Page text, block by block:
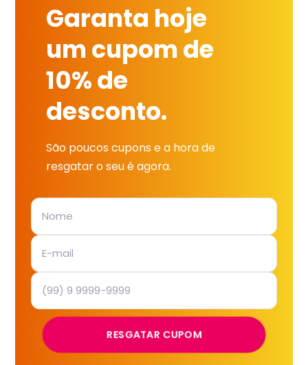
Garanta hoje
um cupom de
10% de
desconto.
São poucos cupons e a hora de
resgatar o seu é agora.
RESGATAR CUPOM